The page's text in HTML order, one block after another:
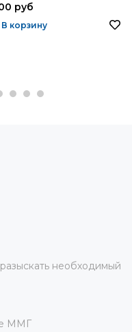
руб
В корзину
необходимый
ММГ